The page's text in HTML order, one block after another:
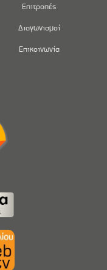
Επιτροπές
Διαγωνισμοί
Επικοινωνία